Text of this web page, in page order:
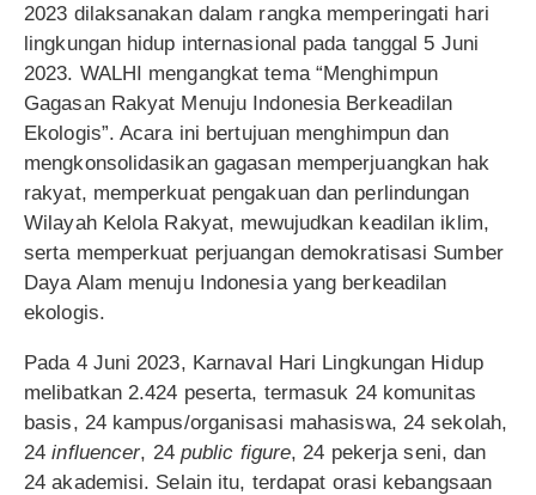
2023 dilaksanakan dalam rangka memperingati hari
lingkungan hidup internasional pada tanggal 5 Juni
2023. WALHI mengangkat tema “Menghimpun
Gagasan Rakyat Menuju Indonesia Berkeadilan
Ekologis”. Acara ini bertujuan menghimpun dan
mengkonsolidasikan gagasan memperjuangkan hak
rakyat, memperkuat pengakuan dan perlindungan
Wilayah Kelola Rakyat, mewujudkan keadilan iklim,
serta memperkuat perjuangan demokratisasi Sumber
Daya Alam menuju Indonesia yang berkeadilan
ekologis.
Pada 4 Juni 2023, Karnaval Hari Lingkungan Hidup
melibatkan 2.424 peserta, termasuk 24 komunitas
basis, 24 kampus/organisasi mahasiswa, 24 sekolah,
24influencer, 24 public figure, 24 pekerja seni, dan
24 akademisi. Selain itu, terdapat orasi kebangsaan